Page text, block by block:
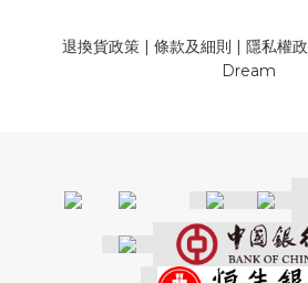
退換貨政策| 條款及細則 | 隱私權
Dream